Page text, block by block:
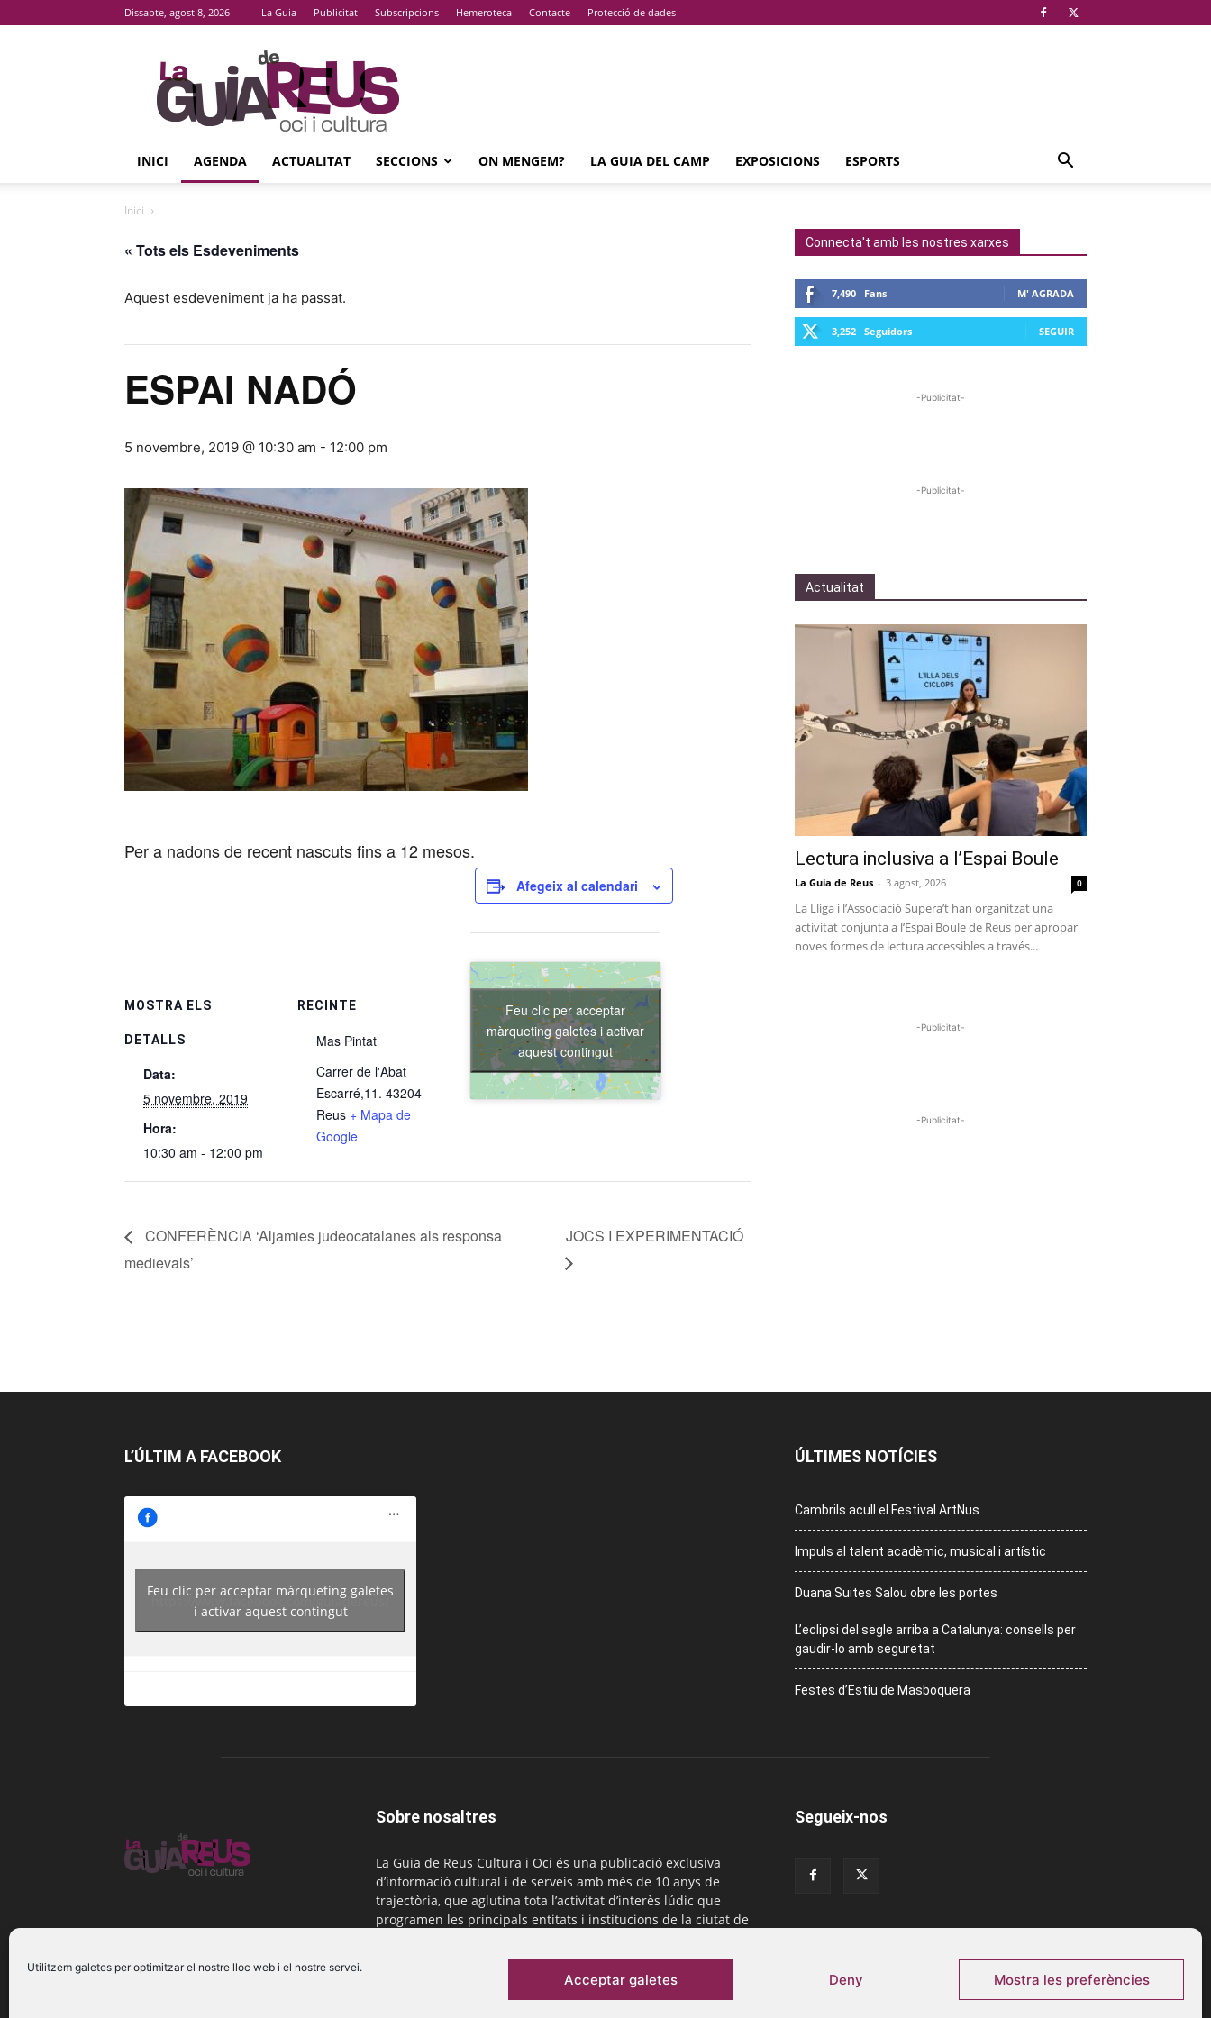
Utilitzem galetes per optimitzar el nostre lloc web i el nostre servei.
Acceptar galetes Deny Mostra les preferències
Dissabte, agost 8, 2026 La Guia Publicitat Subscripcions Hemeroteca Contacte Protecció de dades
La
Guia
De
Reus
INICI AGENDA ACTUALITAT SECCIONS ON MENGEM? LA GUIA DEL CAMP EXPOSICIONS ESPORTS
Inici
« Tots els Esdeveniments
Aquest esdeveniment ja ha passat.
ESPAI NADÓ
5 novembre, 2019 @ 10:30 am - 12:00 pm
Per a nadons de recent nascuts fins a 12 mesos.
Afegeix al calendari
MOSTRA ELS
DETALLS
Data:
5 novembre, 2019
Hora:
10:30 am - 12:00 pm
RECINTE
Mas Pintat
Carrer de l'Abat
Escarré,11. 43204-
Reus + Mapa de
Google
Feu clic per acceptar
màrqueting galetes i activar
aquest contingut
CONFERÈNCIA ‘Aljamies judeocatalanes als responsa
medievals’
JOCS I EXPERIMENTACIÓ
Connecta't amb les nostres xarxes
7,490 Fans M' AGRADA
3,252 Seguidors SEGUIR
-Publicitat-
-Publicitat-
Actualitat
Lectura inclusiva a l’Espai Boule
La Guia de Reus - 3 agost, 2026 0
La Lliga i l’Associació Supera’t han organitzat una
activitat conjunta a l’Espai Boule de Reus per apropar
noves formes de lectura accessibles a través...
-Publicitat-
-Publicitat-
L’ÚLTIM A FACEBOOK
https://www.facebook.com/guiadereus/
Feu clic per acceptar màrqueting galetes
i activar aquest contingut
ÚLTIMES NOTÍCIES
Cambrils acull el Festival ArtNus
Impuls al talent acadèmic, musical i artístic
Duana Suites Salou obre les portes
L’eclipsi del segle arriba a Catalunya: consells per
gaudir-lo amb seguretat
Festes d’Estiu de Masboquera
Sobre nosaltres
La Guia de Reus Cultura i Oci és una publicació exclusiva
d’informació cultural i de serveis amb més de 10 anys de
trajectòria, que aglutina tota l’activitat d’interès lúdic que
programen les principals entitats i institucions de la ciutat de
comercial@laguiadereus.com
Segueix-nos